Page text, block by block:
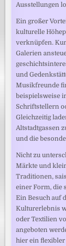
Ausstellungen
Ein großer
kulturelle
verknüpfen.
Galerien
und
Musikfreunde
beispielsweise
Schriftstellern
Gleichzeitig
Altstadtgassen
und die
Nicht zu
Märkte und
Traditionen,
einer Form, die
Ein Besuch auf
Kulturerlebnis
oder Textilien
angeboten
hier ein